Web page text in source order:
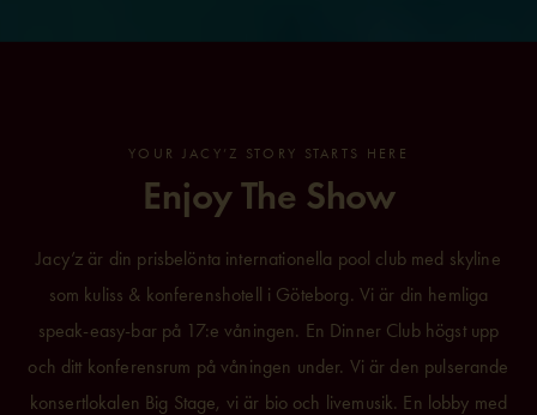
YOUR JACY’Z STORY STARTS HERE
Enjoy The Show
Jacy’z är din prisbelönta internationella pool club med skyline
som kuliss & konferenshotell i Göteborg. Vi är din hemliga
speak-easy-bar på 17:e våningen. En Dinner Club högst upp
och ditt konferensrum på våningen under. Vi är den pulserande
konsertlokalen Big Stage, vi är bio och livemusik. En lobby med